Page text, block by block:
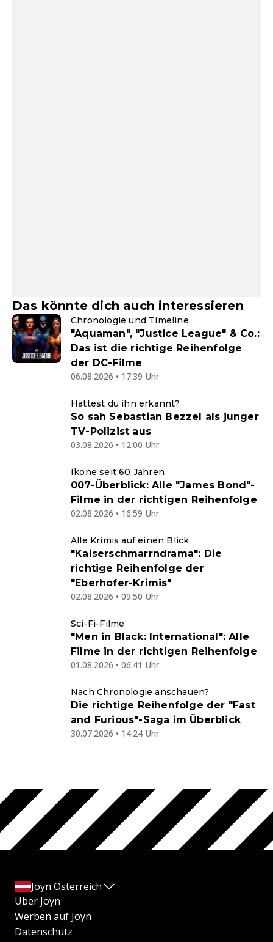
Das könnte dich auch interessieren
Chronologie und Timeline
"Aquaman", "Justice League" & Co.:
Das ist die richtige Reihenfolge
der DC-Filme
06.08.2026 • 17:39 Uhr
Hättest du ihn erkannt?
So sah Sebastian Bezzel als junger
TV-Polizist aus
03.08.2026 • 12:00 Uhr
Ikone seit 60 Jahren
007-Überblick: Alle "James Bond"-
Filme in der richtigen Reihenfolge
02.08.2026 • 16:59 Uhr
Alle Krimis auf einen Blick
"Kaiserschmarrndrama": Die
richtige Reihenfolge der
"Eberhofer-Krimis"
02.08.2026 • 09:50 Uhr
Sci-Fi-Filme
"Men in Black: International": Alle
Filme in der richtigen Reihenfolge
01.08.2026 • 06:41 Uhr
Nach Chronologie anschauen?
Die richtige Reihenfolge der "Fast
and Furious"-Saga im Überblick
30.07.2026 • 14:24 Uhr
Joyn Österreich
Über Joyn
Werben auf Joyn
Datenschutz